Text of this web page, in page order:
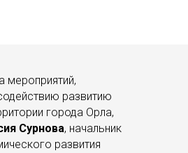
мероприятий,
развитию
города Орла,
Сурнова, начальник
развития